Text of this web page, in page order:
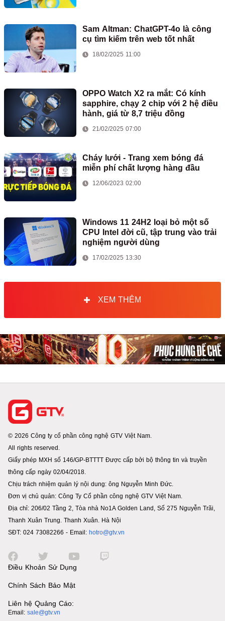
Sam Altman: ChatGPT-4o là công
cụ tìm kiếm trên web tốt nhất
18/02/2025 11:00
OPPO Watch X2 ra mắt: Có kính
sapphire, chạy 2 chip với 2 hệ điều
hành, giá từ 8,7 triệu đồng
21/02/2025 07:00
Cháy lưới - Trang xem bóng đá
miễn phí chất lượng hàng đầu
12/06/2023 02:00
Windows 11 24H2 loại bỏ một số
CPU Intel đời cũ, tập trung vào trải
nghiệm người dùng
17/02/2025 13:30
XEM THÊM
© 2026 Công ty cổ phần công nghệ GTV Việt Nam.
All rights reserved.
Giấy phép MXH số 146/GP-BTTTT Được cấp bởi bộ thông tin và truyền
thông cấp ngày 02/04/2018.
Chịu trách nhiệm quản lý nội dung: ông Nguyễn Minh Đức.
Đơn vị chủ quản: Công Ty Cổ phần công nghệ GTV Việt Nam.
Địa chỉ: 206/02 Tầng 2, Tòa nhà No1A Golden Land, Số 275 Nguyễn Trãi,
Thanh Xuân Trung. Thanh Xuân. Hà Nội
SĐT: 024 73082266 - Email: hotro@gtv.vn
Điều Khoản Sử Dụng
Chính Sách Bảo Mật
Liên hệ Quảng Cáo:
Email: sale@gtv.vn